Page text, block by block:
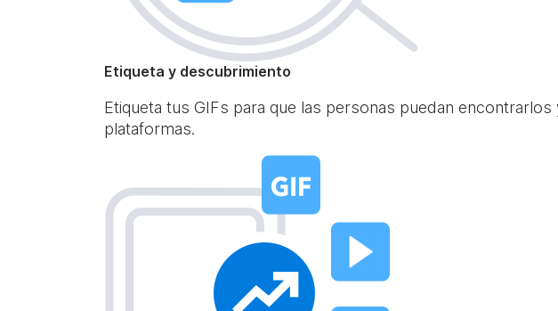
Etiqueta y descubrimiento
Etiqueta tus GIFs para que las personas puedan
plataformas.